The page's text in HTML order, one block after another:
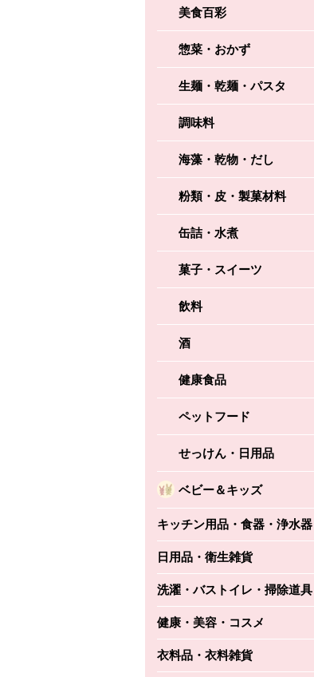
美食百彩
惣菜・おかず
生麺・乾麺・パスタ
調味料
海藻・乾物・だし
粉類・皮・製菓材料
缶詰・水煮
菓子・スイーツ
飲料
酒
健康食品
ペットフード
せっけん・日用品
ベビー＆キッズ
キッチン用品・食器・浄水器
日用品・衛生雑貨
洗濯・バストイレ・掃除道具
健康・美容・コスメ
衣料品・衣料雑貨